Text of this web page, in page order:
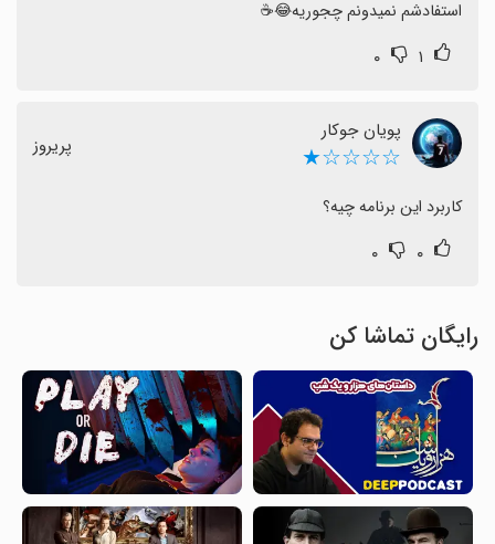
استفادشم نمیدونم چجوریه😂☕️
۱ ۰
پویان جوکار
☆☆☆☆★ پریروز
کاربرد این برنامه چیه؟
۰ ۰
رایگان تماشا کن